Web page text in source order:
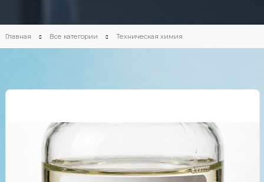
Главная Все категории Техническая химия